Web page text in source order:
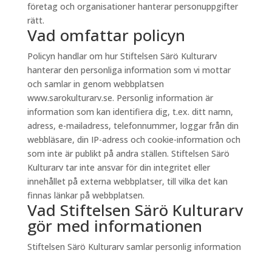
företag och organisationer hanterar personuppgifter
rätt.
Vad omfattar policyn
Policyn handlar om hur Stiftelsen Särö Kulturarv
hanterar den personliga information som vi mottar
och samlar in genom webbplatsen
www.sarokulturarv.se. Personlig information är
information som kan identifiera dig, t.ex. ditt namn,
adress, e-mailadress, telefonnummer, loggar från din
webbläsare, din IP-adress och cookie-information och
som inte är publikt på andra ställen. Stiftelsen Särö
Kulturarv tar inte ansvar för din integritet eller
innehållet på externa webbplatser, till vilka det kan
finnas länkar på webbplatsen.
Vad Stiftelsen Särö Kulturarv
gör med informationen
Stiftelsen Särö Kulturarv samlar personlig information